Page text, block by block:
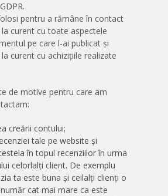
pentru a rămâne în contact
curent cu toate aspectele
pe care l-ai publicat și
curent cu achizițiile realizate
de motive pentru care am
creării contului;
tale pe website și
în topul recenziilor în urma
celorlalți client. De exemplu
ta este buna și ceilalți clienți o
cat mai mare ca este